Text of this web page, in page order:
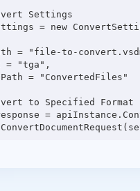
Settings
= new
= "file-to-
= "tga",
= "ConvertedFiles"
to Specified Format
=